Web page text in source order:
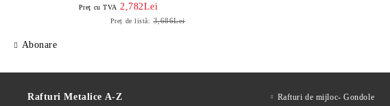
Preţ cu TVA 2,782Lei
Preț de listă: 3,686Lei
Abonare
Rafturi Metalice A-Z Rafturi de mijloc- Gondole